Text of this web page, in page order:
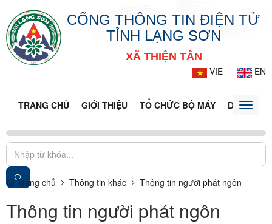
CỔNG THÔNG TIN ĐIỆN TỬ
TỈNH LẠNG SƠN
XÃ THIỆN TÂN
VIE
EN
TRANG CHỦ GIỚI THIỆU TỔ CHỨC BỘ MÁY DOANH
Toggle
Trang chủ Thông tin khác Thông tin người phát ngôn
Thông tin người phát ngôn